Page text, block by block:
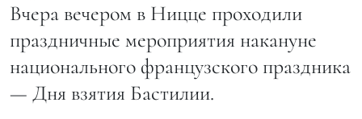
Вчера вечером в Ницце проходили
праздничные мероприятия накануне
национального французского праздника
— Дня взятия Бастилии.